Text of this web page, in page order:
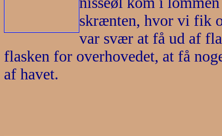
skrænten, hvor vi fik
var svær at få ud af
flasken for overhovedet, at få
af havet.